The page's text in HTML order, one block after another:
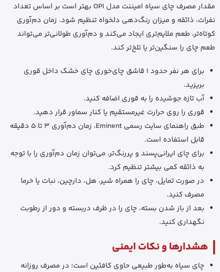
مقدار مصرف چای سیاه امیننت مدل OP1 بهتر است بر اساس تعداد
نفرات، ذائقه و میزان رنگ‌دهی دلخواه تنظیم شود. زمان دم‌آوری
کوتاه‌تر، طعم ملایم‌تری ایجاد می‌کند و دم‌آوری طولانی‌تر می‌تواند
طعم چای را سنگین‌تر یا تلخ‌تر کند.
برای هر نفر حدود 1 قاشق چای‌خوری چای خشک داخل قوری
بریزید.
آب تازه جوشیده را به قوری اضافه کنید.
قوری را روی حرارت غیرمستقیم یا کنار سماور قرار دهید.
طبق راهنمای سایت رسمی Eminent، زمان دم‌آوری 3 تا 5 دقیقه
قابل استفاده است.
برای چای ایرانی‌پسند و پررنگ‌تر، می‌توان زمان دم‌آوری را با توجه
به ذائقه کمی بیشتر تنظیم کرد.
در صورت تمایل، چای را همراه شیر، هل، دارچین، نبات یا خرما
مصرف کنید.
بعد از باز شدن بسته، چای را در ظرف دربسته و دور از رطوبت
نگهداری کنید.
هشدارها و نکات ایمنی
چای سیاه به‌طور طبیعی حاوی کافئین است؛ در مصرف روزانه